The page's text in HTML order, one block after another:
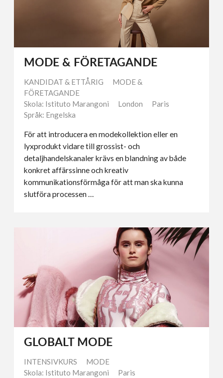
MODE & FÖRETAGANDE
KANDIDAT & ETTÅRIG
MODE &
FÖRETAGANDE
Skola: Istituto Marangoni
London
Paris
Språk: Engelska
För att introducera en modekollektion eller en
lyxprodukt vidare till grossist- och
detaljhandelskanaler krävs en blandning av både
konkret affärssinne och kreativ
kommunikationsförmåga för att man ska kunna
slutföra processen …
GLOBALT MODE
INTENSIVKURS
MODE
Skola: Istituto Marangoni
Paris